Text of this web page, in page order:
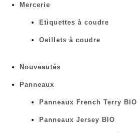
Mercerie
Etiquettes à coudre
Oeillets à coudre
Nouveautés
Panneaux
Panneaux French Terry BIO
Panneaux Jersey BIO